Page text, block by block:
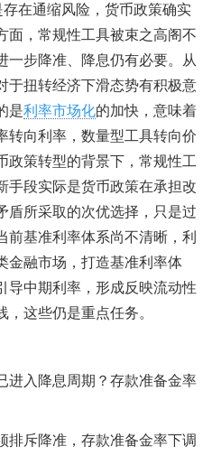
存在通缩风险，货币政策确实
面，常规性工具被束之高阁不
一步降准、降息仍有必要。从
于扭转经济下滑态势有积极意
是利率市场化的加快，意味着
转向利率，数量型工具转向价
政策转型的背景下，常规性工
手段实际是货币政策在承担改
盾所采取的次优选择，只是过
前基准利率体系尚不清晰，利
金融市场，打造基准利率体
导中期利率，形成反映流动性
这些仍是重点任务。
进入降息周期？存款准备金率
排斥降准，存款准备金率下调